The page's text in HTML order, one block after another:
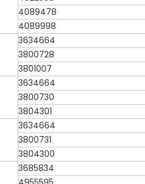
4089478
4089998
3634664
3800728
3801007
3634664
3800730
3804301
3634664
3800731
3804300
3685834